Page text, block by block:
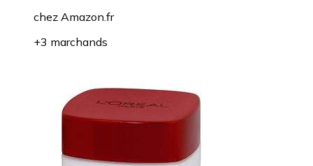
chez Amazon.fr
+3 marchands